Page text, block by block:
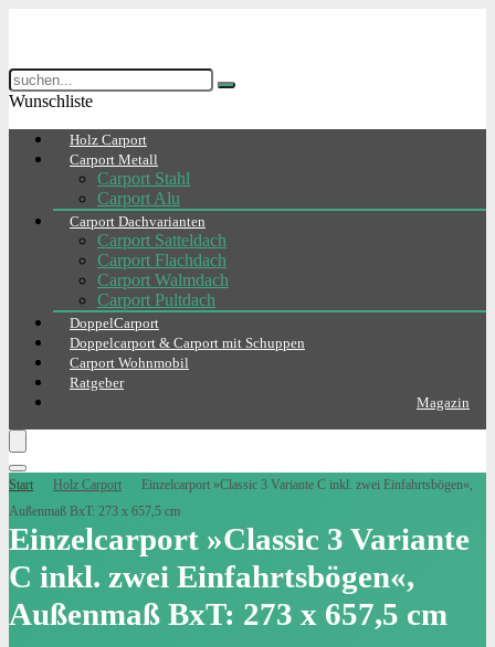
Wunschliste
Holz Carport
Carport Metall
Carport Stahl
Carport Alu
Carport Dachvarianten
Carport Satteldach
Carport Flachdach
Carport Walmdach
Carport Pultdach
DoppelCarport
Doppelcarport & Carport mit Schuppen
Carport Wohnmobil
Ratgeber
Magazin
Start Holz Carport
Einzelcarport »Classic 3 Variante C inkl. zwei Einfahrtsbögen«,
Außenmaß BxT: 273 x 657,5 cm
Einzelcarport »Classic 3 Variante
C inkl. zwei Einfahrtsbögen«,
Außenmaß BxT: 273 x 657,5 cm